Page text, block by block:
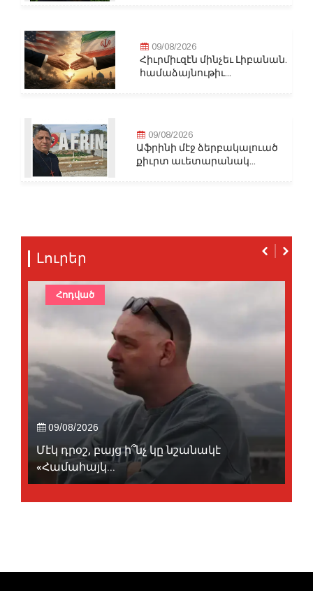
09/08/2026
Հիւրմիւզէն մինչեւ Լիբանան.
համաձայնութիւ...
09/08/2026
Աֆրինի մէջ ձերբակալուած
քիւրտ աւետարանակ...
Լուրեր
09/08/2026
Մէկ դրօշ, բայց ի՞նչ կը նշանակէ
«Համահայկ...
Հոդված